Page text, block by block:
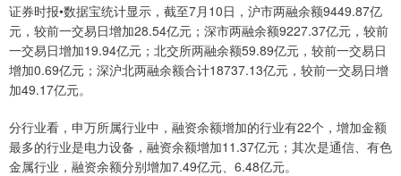
证券时报•数据宝统计显示，截至7月10日，沪市两融余额9449.87亿
元，较前一交易日增加28.54亿元；深市两融余额9227.37亿元，较前
一交易日增加19.94亿元；北交所两融余额59.89亿元，较前一交易日
增加0.69亿元；深沪北两融余额合计18737.13亿元，较前一交易日增
加49.17亿元。
分行业看，申万所属行业中，融资余额增加的行业有22个，增加金额
最多的行业是电力设备，融资余额增加11.37亿元；其次是通信、有色
金属行业，融资余额分别增加7.49亿元、6.48亿元。